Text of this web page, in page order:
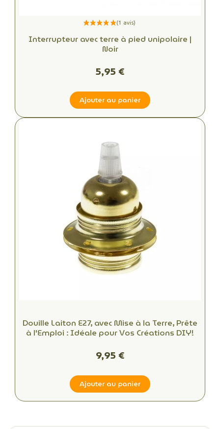
Interrupteur avec terre à pied unipolaire |
Noir
5,95 €
Ajouter au panier
Douille Laiton E27, avec Mise à la Terre, Prête
à l'Emploi : Idéale pour Vos Créations DIY!
9,95 €
Ajouter au panier